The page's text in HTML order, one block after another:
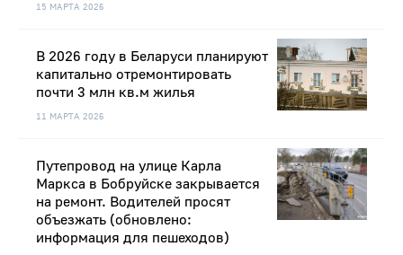
15 МАРТА 2026
11 МАРТА 2026
В 2026 году в Беларуси планируют
капитально отремонтировать
почти 3 млн кв.м жилья
Путепровод на улице Карла
Маркса в Бобруйске закрывается
на ремонт. Водителей просят
объезжать (обновлено:
информация для пешеходов)